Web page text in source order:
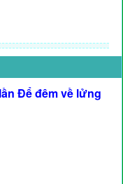
Để đêm về lửng